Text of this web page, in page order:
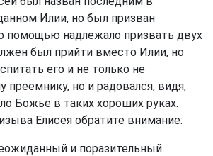
Илии, но был призван
помощью надлежало призвать двух
был прийти вместо Илии, но
его и не только не
преемнику, но и радовался, видя,
Божье в таких хороших руках.
Елисея обратите внимание:
и поразительный